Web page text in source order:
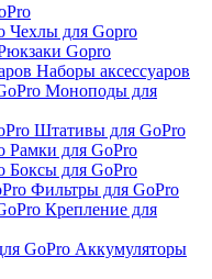
Чехлы для Gopro
Gopro
Наборы аксессуаров
Моноподы для
Штативы для GoPro
Рамки для GoPro
Боксы для GoPro
Фильтры для GoPro
Крепление для
Аккумуляторы